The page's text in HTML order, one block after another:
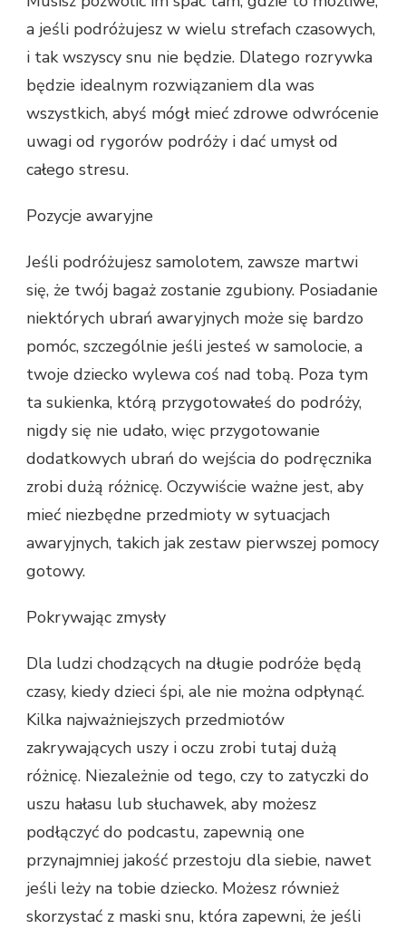
a jeśli podróżujesz w wielu strefach czasowych,
i tak wszyscy snu nie będzie. Dlatego rozrywka
będzie idealnym rozwiązaniem dla was
wszystkich, abyś mógł mieć zdrowe odwrócenie
uwagi od rygorów podróży i dać umysł od
całego stresu.
Pozycje awaryjne
Jeśli podróżujesz samolotem, zawsze martwi
się, że twój bagaż zostanie zgubiony. Posiadanie
niektórych ubrań awaryjnych może się bardzo
pomóc, szczególnie jeśli jesteś w samolocie, a
twoje dziecko wylewa coś nad tobą. Poza tym
ta sukienka, którą przygotowałeś do podróży,
nigdy się nie udało, więc przygotowanie
dodatkowych ubrań do wejścia do podręcznika
zrobi dużą różnicę. Oczywiście ważne jest, aby
mieć niezbędne przedmioty w sytuacjach
awaryjnych, takich jak zestaw pierwszej pomocy
gotowy.
Pokrywając zmysły
Dla ludzi chodzących na długie podróże będą
czasy, kiedy dzieci śpi, ale nie można odpłynąć.
Kilka najważniejszych przedmiotów
zakrywających uszy i oczu zrobi tutaj dużą
różnicę. Niezależnie od tego, czy to zatyczki do
uszu hałasu lub słuchawek, aby możesz
podłączyć do podcastu, zapewnią one
przynajmniej jakość przestoju dla siebie, nawet
jeśli leży na tobie dziecko. Możesz również
skorzystać z maski snu, która zapewni, że jeśli